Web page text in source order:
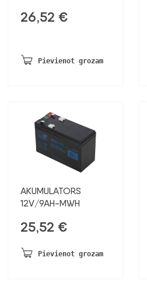
26,52 €
Pievienot grozam
AKUMULATORS
12V/9AH-MWH
25,52 €
Pievienot grozam